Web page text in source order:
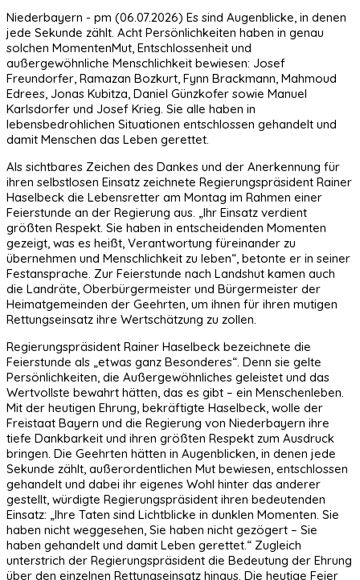
Niederbayern - pm (06.07.2026) Es sind Augenblicke, in denen
jede Sekunde zählt. Acht Persönlichkeiten haben in genau
solchen MomentenMut, Entschlossenheit und
außergewöhnliche Menschlichkeit bewiesen: Josef
Freundorfer, Ramazan Bozkurt, Fynn Brackmann, Mahmoud
Edrees, Jonas Kubitza, Daniel Günzkofer sowie Manuel
Karlsdorfer und Josef Krieg. Sie alle haben in
lebensbedrohlichen Situationen entschlossen gehandelt und
damit Menschen das Leben gerettet.
Als sichtbares Zeichen des Dankes und der Anerkennung für
ihren selbstlosen Einsatz zeichnete Regierungspräsident Rainer
Haselbeck die Lebensretter am Montag im Rahmen einer
Feierstunde an der Regierung aus. „Ihr Einsatz verdient
größten Respekt. Sie haben in entscheidenden Momenten
gezeigt, was es heißt, Verantwortung füreinander zu
übernehmen und Menschlichkeit zu leben“, betonte er in seiner
Festansprache. Zur Feierstunde nach Landshut kamen auch
die Landräte, Oberbürgermeister und Bürgermeister der
Heimatgemeinden der Geehrten, um ihnen für ihren mutigen
Rettungseinsatz ihre Wertschätzung zu zollen.
Regierungspräsident Rainer Haselbeck bezeichnete die
Feierstunde als „etwas ganz Besonderes“. Denn sie gelte
Persönlichkeiten, die Außergewöhnliches geleistet und das
Wertvollste bewahrt hätten, das es gibt – ein Menschenleben.
Mit der heutigen Ehrung, bekräftigte Haselbeck, wolle der
Freistaat Bayern und die Regierung von Niederbayern ihre
tiefe Dankbarkeit und ihren größten Respekt zum Ausdruck
bringen. Die Geehrten hätten in Augenblicken, in denen jede
Sekunde zählt, außerordentlichen Mut bewiesen, entschlossen
gehandelt und dabei ihr eigenes Wohl hinter das anderer
gestellt, würdigte Regierungspräsident ihren bedeutenden
Einsatz: „Ihre Taten sind Lichtblicke in dunklen Momenten. Sie
haben nicht weggesehen, Sie haben nicht gezögert – Sie
haben gehandelt und damit Leben gerettet.“ Zugleich
unterstrich der Regierungspräsident die Bedeutung der Ehrung
über den einzelnen Rettungseinsatz hinaus. Die heutige Feier